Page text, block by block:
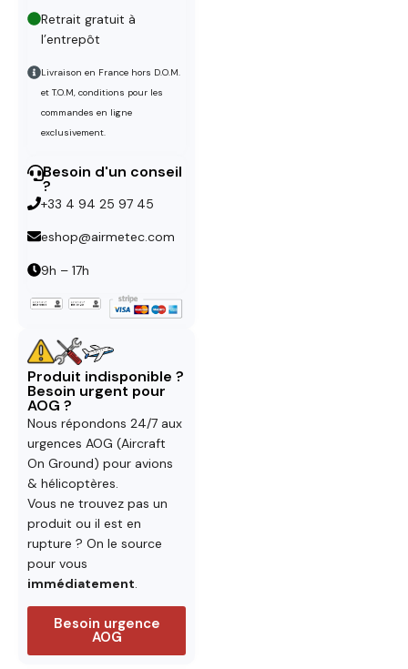
Retrait gratuit à
l’entrepôt
Livraison en France hors D.O.M.
et T.O.M, conditions pour les
commandes en ligne
exclusivement.
Besoin d'un conseil
?
+33 4 94 25 97 45
eshop@airmetec.com
9h – 17h
Produit indisponible ?
Besoin urgent pour
AOG ?
Nous répondons 24/7 aux
urgences AOG (Aircraft
On Ground) pour avions
& hélicoptères.
Vous ne trouvez pas un
produit ou il est en
rupture ? On le source
pour vous
immédiatement.
Besoin urgence
AOG